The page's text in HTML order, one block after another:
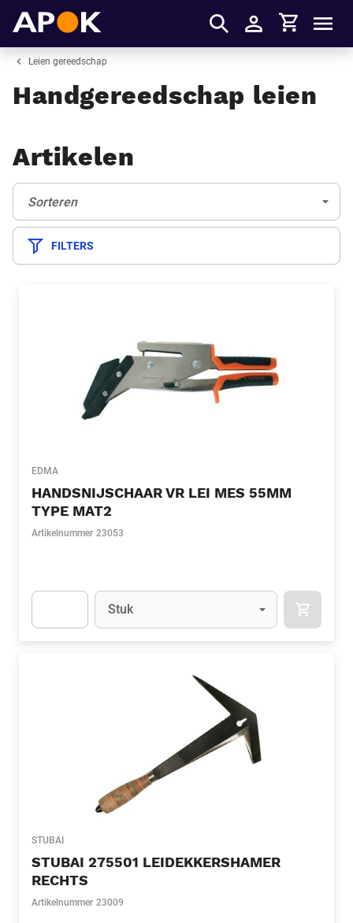
Inloggen
Winkelmandje
Leien gereedschap
Handgereedschap leien
Artikelen
Sorteren:
Sorteren
FILTERS
EDMA
HANDSNIJSCHAAR VR LEI MES 55MM
TYPE MAT2
Artikelnummer 23053
Eenheid
Stuk
STUBAI
STUBAI 275501 LEIDEKKERSHAMER
RECHTS
Artikelnummer 23009